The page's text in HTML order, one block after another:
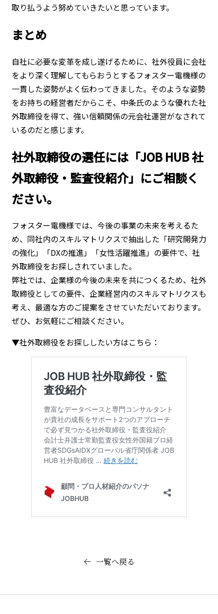
取り払うよう努めていきたいと思っています。
まとめ
自社に必要な変革を成し遂げるために、社外役員に会社
をより深く理解してもらおうとするフォスター電機様の
一貫した姿勢がよく伝わってきました。そのような姿勢
をお持ちの経営者だからこそ、中条氏のような優れた社
外取締役を得て、強い信頼関係の元会社運営がなされて
いるのだと感じます。
社外取締役の選任には「JOB HUB 社
外取締役・監査役紹介」にご相談く
ださい。
フォスター電機様では、今後の事業の未来を考えるた
め、同社内のスキルマトリクスで抽出した「研究開発力
の強化」「DXの推進」「女性活躍推進」の要件で、社
外取締役をお探しされていました。
弊社では、企業様の今後の未来を共につくるため、社外
取締役としての要件、企業経営内のスキルマトリクスも
考え、最適な方のご提案をさせていただいております。
ぜひ、お気軽にご相談ください。
▼社外取締役をお探ししたい方はこちら：
一覧へ戻る